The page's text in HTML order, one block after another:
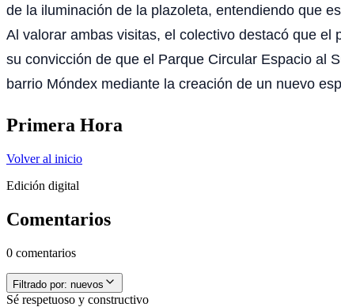
de la iluminación de la plazoleta, entendiendo que
Al valorar ambas visitas, el colectivo destacó que
su convicción de que el Parque Circular Espacio al
barrio Móndex mediante la creación de un nuevo
Primera Hora
Volver al inicio
Edición digital
Comentarios
0 comentarios
Filtrado por: nuevos
Sé respetuoso y constructivo